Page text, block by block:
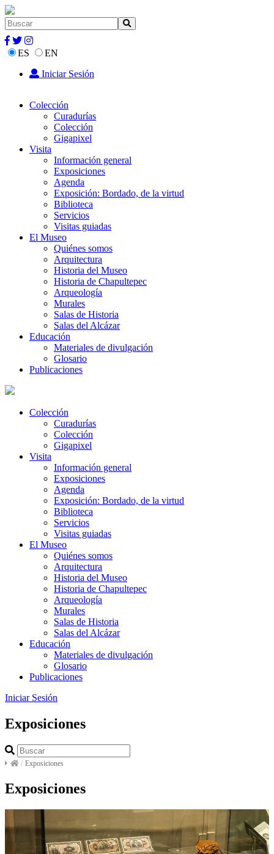
ES
EN
Iniciar Sesión
Colección
Curadurías
Colección
Gigapixel
Visita
Información general
Exposiciones
Agenda
Exposición: Bordado, de la virtud
Biblioteca
Servicios
Visitas guiadas
El Museo
Quiénes somos
Arquitectura
Historia del Museo
Historia de Chapultepec
Arqueología
Murales
Salas de Historia
Salas del Alcázar
Educación
Materiales de divulgación
Glosario
Publicaciones
Colección
Curadurías
Colección
Gigapixel
Visita
Información general
Exposiciones
Agenda
Exposición: Bordado, de la virtud
Biblioteca
Servicios
Visitas guiadas
El Museo
Quiénes somos
Arquitectura
Historia del Museo
Historia de Chapultepec
Arqueología
Murales
Salas de Historia
Salas del Alcázar
Educación
Materiales de divulgación
Glosario
Publicaciones
Iniciar Sesión
Exposiciones
/ Exposiciones
Exposiciones